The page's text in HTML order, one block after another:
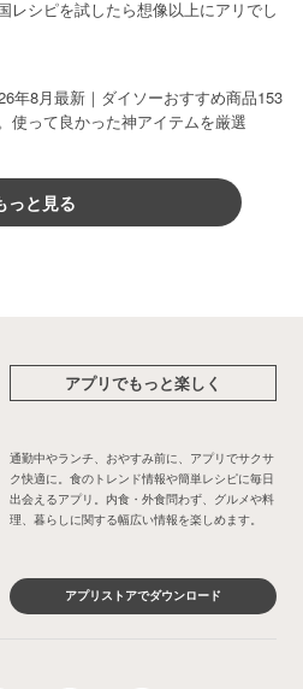
レシピを試したら想像以上にアリでし
年8月最新｜ダイソーおすすめ商品153
使って良かった神アイテムを厳選
っと見る
アプリでもっと楽しく
通勤中やランチ、おやすみ前に、アプリでサクサ
ク快適に。食のトレンド情報や簡単レシピに毎日
出会えるアプリ。内食・外食問わず、グルメや料
理、暮らしに関する幅広い情報を楽しめます。
アプリストアでダウンロード